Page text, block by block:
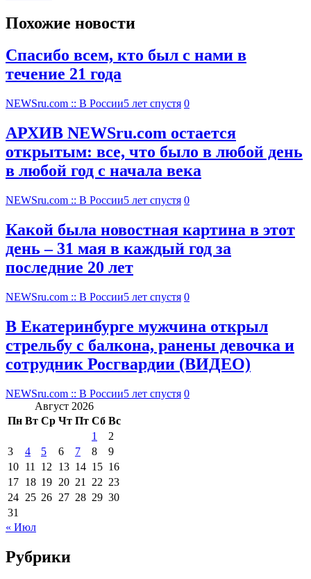
Похожие новости
Спасибо всем, кто был с нами в
течение 21 года
NEWSru.com :: В России5 лет спустя 0
АРХИВ NEWSru.com остается
открытым: все, что было в любой день
в любой год с начала века
NEWSru.com :: В России5 лет спустя 0
Какой была новостная картина в этот
день – 31 мая в каждый год за
последние 20 лет
NEWSru.com :: В России5 лет спустя 0
В Екатеринбурге мужчина открыл
стрельбу с балкона, ранены девочка и
сотрудник Росгвардии (ВИДЕО)
NEWSru.com :: В России5 лет спустя 0
Август 2026
Пн Вт Ср Чт Пт Сб Вс
1
2
3
4 5 6 7 8
9
10 11 12 13 14 15 16
17 18 19 20 21 22 23
24 25 26 27 28 29 30
31
« Июл
Рубрики